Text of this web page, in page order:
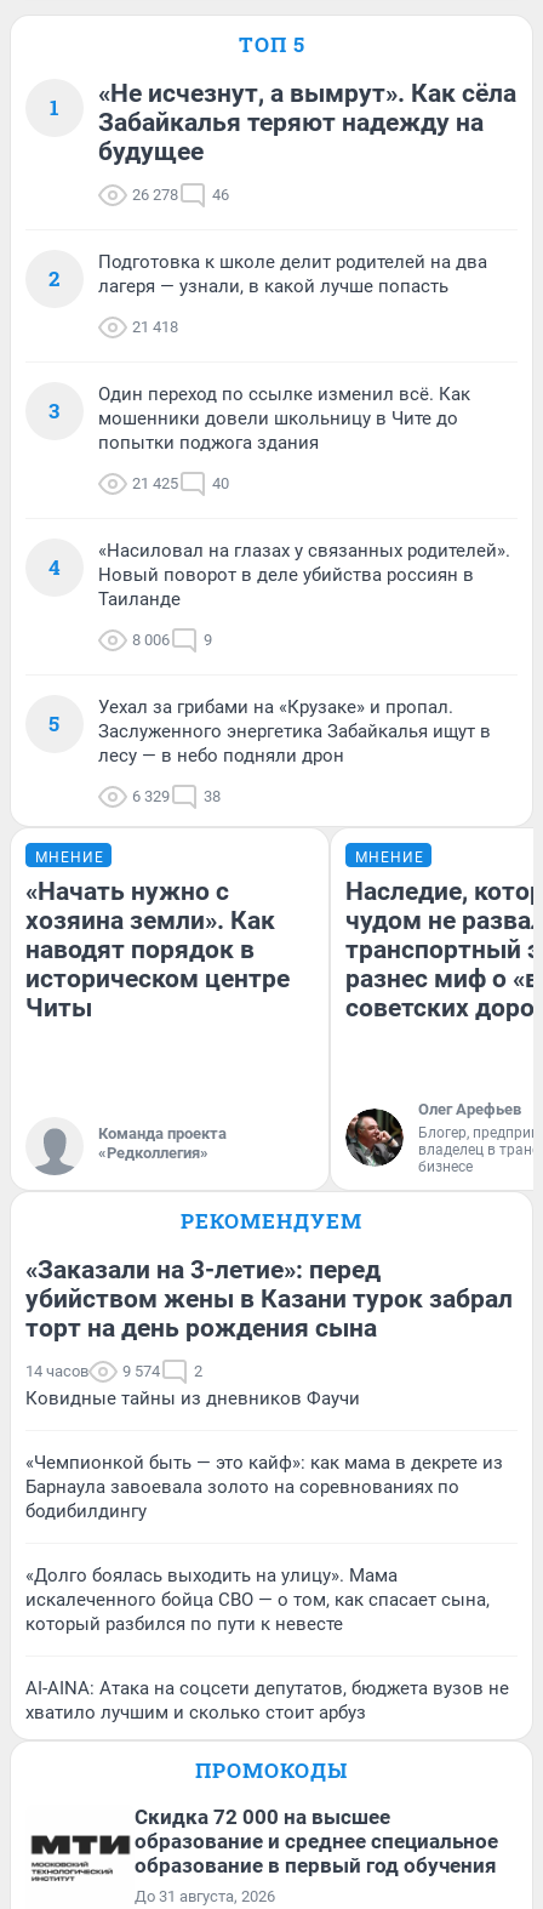
ТОП 5
1
«Не исчезнут, а вымрут». Как сёла
Забайкалья теряют надежду на
будущее
26 278 46
2
Подготовка к школе делит родителей на два
лагеря — узнали, в какой лучше попасть
21 418
3
Один переход по ссылке изменил всё. Как
мошенники довели школьницу в Чите до
попытки поджога здания
21 425 40
4
«Насиловал на глазах у связанных родителей».
Новый поворот в деле убийства россиян в
Таиланде
8 006 9
5
Уехал за грибами на «Крузаке» и пропал.
Заслуженного энергетика Забайкалья ищут в
лесу — в небо подняли дрон
6 329 38
МНЕНИЕ
«Начать нужно с
хозяина земли». Как
наводят порядок в
историческом центре
Читы
Команда проекта
«Редколлегия»
МНЕНИЕ
Наследие,
чудом не
транспортный
разнес миф о
советских
Олег Арефьев
Блогер,
владелец в
бизнесе
РЕКОМЕНДУЕМ
«Заказали на 3-летие»: перед
убийством жены в Казани турок забрал
торт на день рождения сына
14 часов 9 574 2
Ковидные тайны из дневников Фаучи
«Чемпионкой быть — это кайф»: как мама в декрете из
Барнаула завоевала золото на соревнованиях по
бодибилдингу
«Долго боялась выходить на улицу». Мама
искалеченного бойца СВО — о том, как спасает сына,
который разбился по пути к невесте
AI-AINA: Атака на соцсети депутатов, бюджета вузов не
хватило лучшим и сколько стоит арбуз
ПРОМОКОДЫ
Скидка 72 000 на высшее
образование и среднее специальное
образование в первый год обучения
До 31 августа, 2026